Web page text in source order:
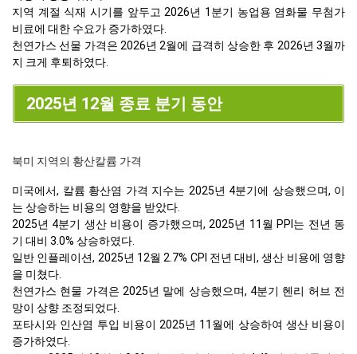
지역 계절 식재 시기를 앞두고 2026년 1분기 농업용 염화물 무첨가
비료에 대한 수요가 증가하였다.
천연가스 선물 가격은 2026년 2월에 급격히 상승한 후 2026년 3월까
지 크게 후퇴하였다.
2025년 12월 종료 분기 동안
북미 지역의 황산칼륨 가격
미국에서, 칼륨 황산염 가격 지수는 2025년 4분기에 상승했으며, 이
는 상승하는 비용의 영향을 받았다.
2025년 4분기 생산 비용이 증가했으며, 2025년 11월 PPI는 전년 동
기 대비 3.0% 상승하였다.
일반 인플레이션, 2025년 12월 2.7% CPI 전년 대비, 생산 비용에 영향
을 미쳤다.
천연가스 현물 가격은 2025년 말에 상승했으며, 4분기 헨리 허브 전
망이 상향 조정되었다.
포타시와 인산염 투입 비용이 2025년 11월에 상승하여 생산 비용이
증가하였다.